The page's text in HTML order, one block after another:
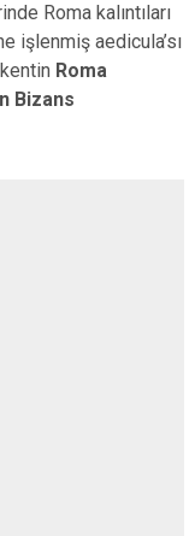
Roma kalıntıları
işlenmiş aedicula’sı
Roma
Bizans